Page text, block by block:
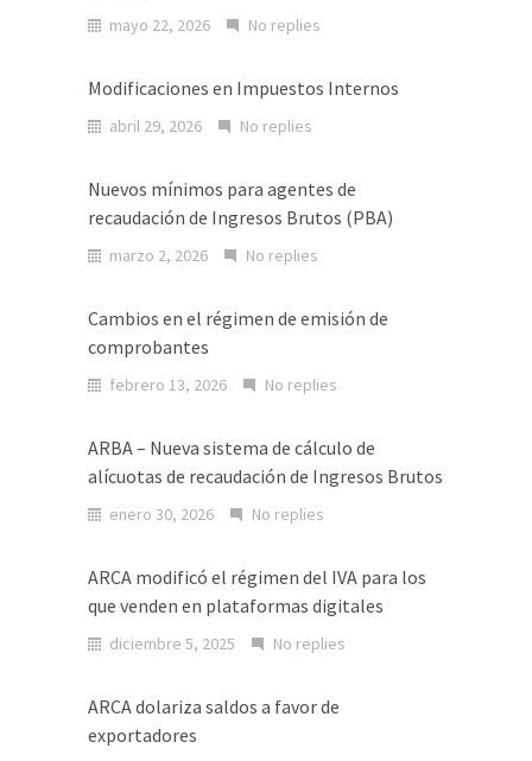
mayo 22, 2026 No replies
Modificaciones en Impuestos Internos
abril 29, 2026 No replies
Nuevos mínimos para agentes de
recaudación de Ingresos Brutos (PBA)
marzo 2, 2026 No replies
Cambios en el régimen de emisión de
comprobantes
febrero 13, 2026 No replies
ARBA – Nueva sistema de cálculo de
alícuotas de recaudación de Ingresos Brutos
enero 30, 2026 No replies
ARCA modificó el régimen del IVA para los
que venden en plataformas digitales
diciembre 5, 2025 No replies
ARCA dolariza saldos a favor de
exportadores